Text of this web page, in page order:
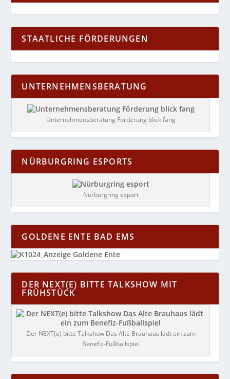
STAATLICHE FÖRDERUNGEN
UNTERNEHMENSBERATUNG
Unternehmensberatung Förderung blick fang
NÜRBURGRING ESPORTS
Nürburgring esport
GOLDENE ENTE BAD EMS
DER NEXT(E) BITTE TALKSHOW MIT
FRÜHSTÜCK
Der NEXT(e) bitte Talkshow Das Alte Brauhaus lädt ein zum
Benefiz-Fußballspiel